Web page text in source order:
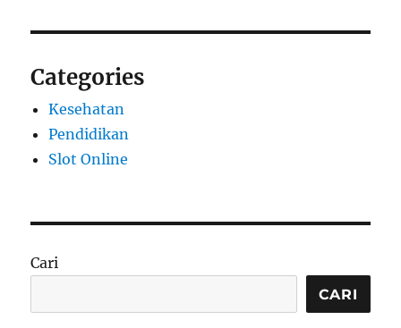
Categories
Kesehatan
Pendidikan
Slot Online
Cari
CARI